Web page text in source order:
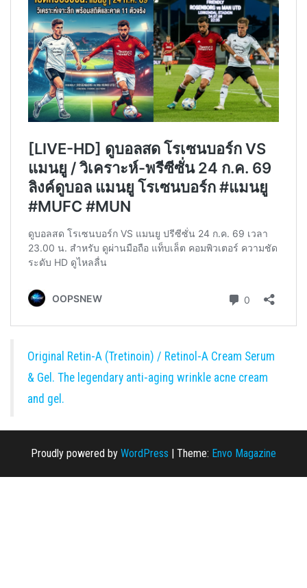
Original Retin-A (Tretinoin) / Retinol-A Cream Serum
& Gel. The legendary anti-aging wrinkle acne cream
and gel.
Proudly powered by WordPress | Theme: Envo Magazine